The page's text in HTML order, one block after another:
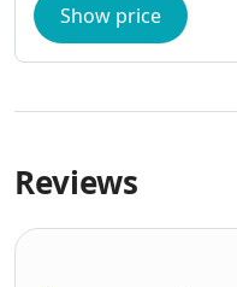
Show price
Reviews